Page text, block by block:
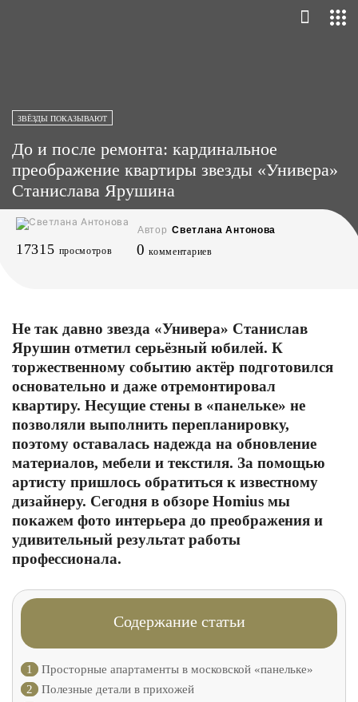
ЗВЁЗДЫ ПОКАЗЫВАЮТ
До и после ремонта: кардинальное
преображение квартиры звезды «Универа»
Станислава Ярушина
Автор Светлана Антонова
17315 просмотров 0 комментариев
Не так давно звезда «Универа» Станислав
Ярушин отметил серьёзный юбилей. К
торжественному событию актёр подготовился
основательно и даже отремонтировал
квартиру. Несущие стены в «панельке» не
позволяли выполнить перепланировку,
поэтому оставалась надежда на обновление
материалов, мебели и текстиля. За помощью
артисту пришлось обратиться к известному
дизайнеру. Сегодня в обзоре Homius мы
покажем фото интерьера до преображения и
удивительный результат работы
профессионала.
Содержание статьи
1
Просторные апартаменты в московской «панельке»
2
Полезные детали в прихожей